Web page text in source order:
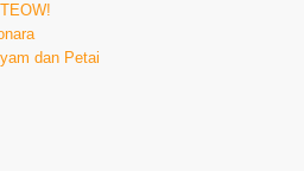
dan Petai